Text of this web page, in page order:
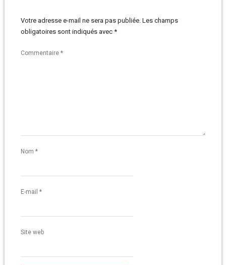
Votre adresse e-mail ne sera pas publiée. Les champs
obligatoires sont indiqués avec *
Commentaire *
Nom *
E-mail *
Site web